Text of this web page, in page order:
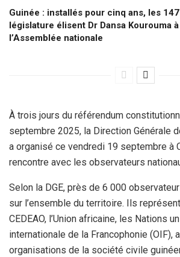
Guinée : installés pour cinq ans, les
législature élisent Dr Dansa Kourouma
l’Assemblée nationale
À trois jours du référendum
septembre 2025, la Direction Générale
a organisé ce vendredi 19 septembre à
rencontre avec les observateurs
Selon la DGE, près de 6 000
sur l’ensemble du territoire. Ils
CEDEAO, l’Union africaine, les Nations
internationale de la Francophonie (OIF),
organisations de la société civile